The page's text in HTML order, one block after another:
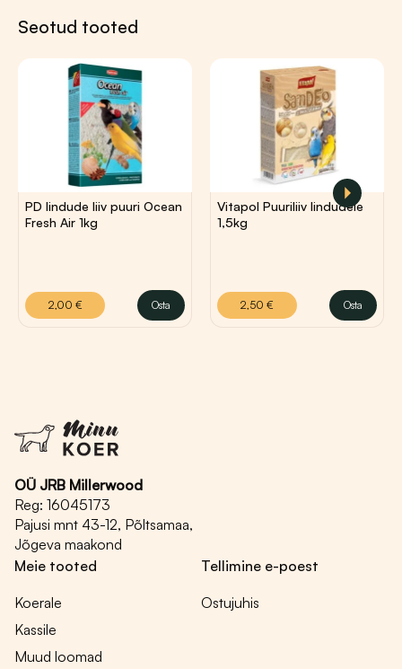
Seotud tooted
2,00€
PD lindude liiv puuri Ocean
Fresh Air 1kg
Osta
2,00 €
2,50€
Vitapol Puuriliiv lindudele
1,5kg
Osta
Sellel
2,50 €
OÜ JRB Millerwood
Reg: 16045173
Pajusi mnt 43-12, Põltsamaa,
Jõgeva maakond
Meie tooted
Koerale
Kassile
Muud loomad
Tellimine e-poest
Ostujuhis